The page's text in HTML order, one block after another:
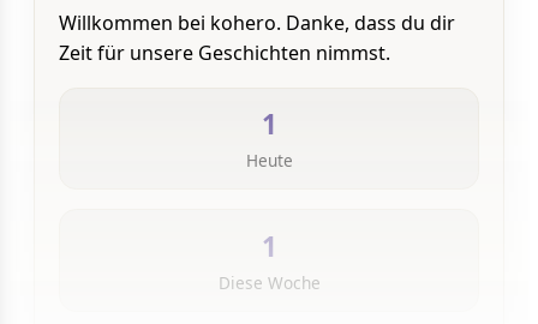
Willkommen bei kohero. Danke, dass du dir
Zeit für unsere Geschichten nimmst.
1
Heute
1
Diese Woche